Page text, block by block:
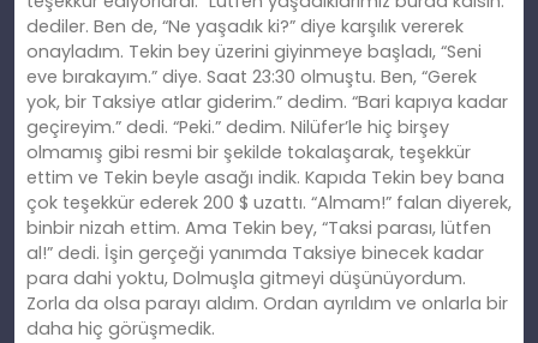
dediler. Ben de, “Ne yaşadık ki?” diye karşılık vererek
onayladım. Tekin bey üzerini giyinmeye başladı, “Seni
eve bırakayım.” diye. Saat 23:30 olmuştu. Ben, “Gerek
yok, bir Taksiye atlar giderim.” dedim. “Bari kapıya kadar
geçireyim.” dedi. “Peki.” dedim. Nilüfer’le hiç birşey
olmamış gibi resmi bir şekilde tokalaşarak, teşekkür
ettim ve Tekin beyle asağı indik. Kapıda Tekin bey bana
çok teşekkür ederek 200 $ uzattı. “Almam!” falan diyerek,
binbir nizah ettim. Ama Tekin bey, “Taksi parası, lütfen
al!” dedi. İşin gerçeği yanımda Taksiye binecek kadar
para dahi yoktu, Dolmuşla gitmeyi düşünüyordum.
Zorla da olsa parayı aldım. Ordan ayrıldım ve onlarla bir
daha hiç görüşmedik.